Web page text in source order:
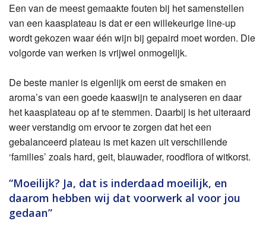
Een van de meest gemaakte fouten bij het samenstellen
van een kaasplateau is dat er een willekeurige line-up
wordt gekozen waar één wijn bij gepaird moet worden. Die
volgorde van werken is vrijwel onmogelijk.
De beste manier is eigenlijk om eerst de smaken en
aroma’s van een goede kaaswijn te analyseren en daar
het kaasplateau op af te stemmen. Daarbij is het uiteraard
weer verstandig om ervoor te zorgen dat het een
gebalanceerd plateau is met kazen uit verschillende
‘families’ zoals hard, geit, blauwader, roodflora of witkorst.
“Moeilijk? Ja, dat is inderdaad moeilijk, en
daarom hebben wij dat voorwerk al voor jou
gedaan”